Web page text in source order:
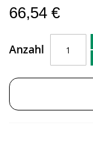
66,54 €
Anzahl